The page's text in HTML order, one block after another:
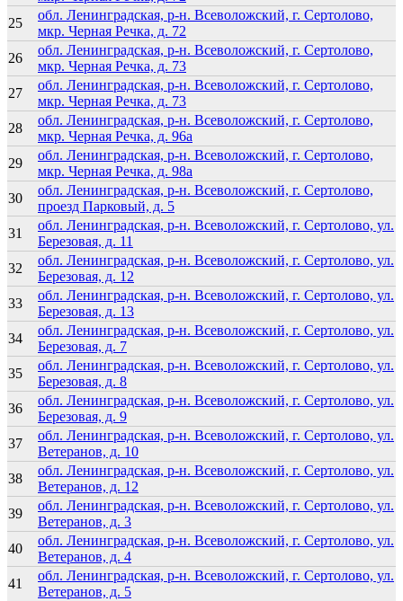
25
обл. Ленинградская, р-н. Всеволожский, г. Сертолово,
мкр. Черная Речка, д. 72
26
обл. Ленинградская, р-н. Всеволожский, г. Сертолово,
мкр. Черная Речка, д. 73
27
обл. Ленинградская, р-н. Всеволожский, г. Сертолово,
мкр. Черная Речка, д. 73
28
обл. Ленинградская, р-н. Всеволожский, г. Сертолово,
мкр. Черная Речка, д. 96а
29
обл. Ленинградская, р-н. Всеволожский, г. Сертолово,
мкр. Черная Речка, д. 98а
30
обл. Ленинградская, р-н. Всеволожский, г. Сертолово,
проезд Парковый, д. 5
31
обл. Ленинградская, р-н. Всеволожский, г. Сертолово, ул.
Березовая, д. 11
32
обл. Ленинградская, р-н. Всеволожский, г. Сертолово, ул.
Березовая, д. 12
33
обл. Ленинградская, р-н. Всеволожский, г. Сертолово, ул.
Березовая, д. 13
34
обл. Ленинградская, р-н. Всеволожский, г. Сертолово, ул.
Березовая, д. 7
35
обл. Ленинградская, р-н. Всеволожский, г. Сертолово, ул.
Березовая, д. 8
36
обл. Ленинградская, р-н. Всеволожский, г. Сертолово, ул.
Березовая, д. 9
37
обл. Ленинградская, р-н. Всеволожский, г. Сертолово, ул.
Ветеранов, д. 10
38
обл. Ленинградская, р-н. Всеволожский, г. Сертолово, ул.
Ветеранов, д. 12
39
обл. Ленинградская, р-н. Всеволожский, г. Сертолово, ул.
Ветеранов, д. 3
40
обл. Ленинградская, р-н. Всеволожский, г. Сертолово, ул.
Ветеранов, д. 4
41
обл. Ленинградская, р-н. Всеволожский, г. Сертолово, ул.
Ветеранов, д. 5